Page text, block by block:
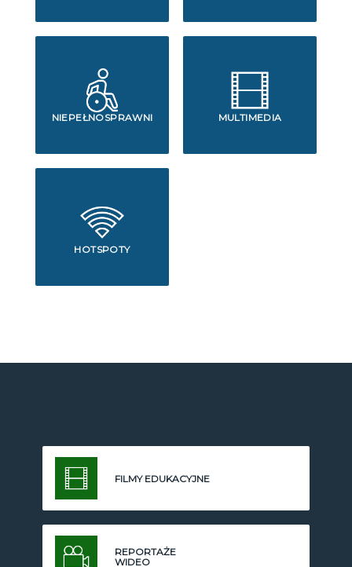
NIEPEŁNOSPRAWNI MULTIMEDIA
HOTSPOTY
FILMY EDUKACYJNE
REPORTAŻE
WIDEO